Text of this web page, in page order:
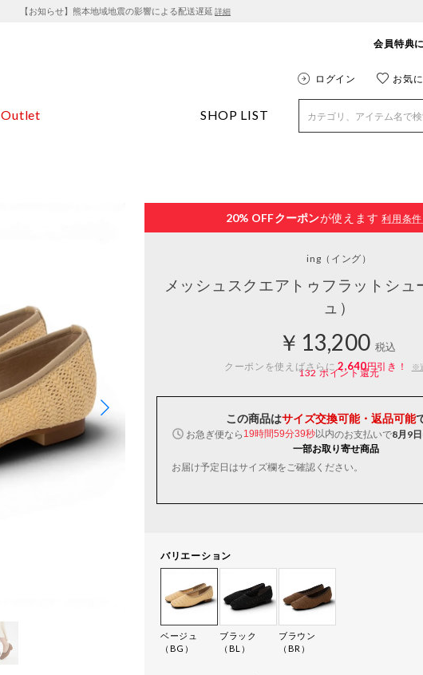
【お知らせ】熊本地域地震の影響による配送遅延 詳細
会員特典
ログイン お気
Outlet SHOP LIST
20% OFFクーポンが使えます 利用条
ing （イング）
メッシュスクエアトゥフラットシュ
ュ）
￥13,200 税込
クーポンを使えばさらに2,640円引き！ ※
132ポイント還元
この商品はサイズ交換可能・返品可能
お急ぎ便なら 19時間59分39秒以内のお支払いで8月9
一部お取り寄せ商品
お届け予定日はサイズ欄をご確認ください。
バリエーション
ベージュ
（BG）
ブラック
（BL）
ブラウン
（BR）